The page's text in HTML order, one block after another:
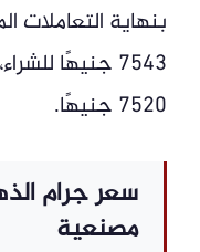
بنهاية التعاملات
7543 جنيهًا
7520 جنيهًا.
مصنعية